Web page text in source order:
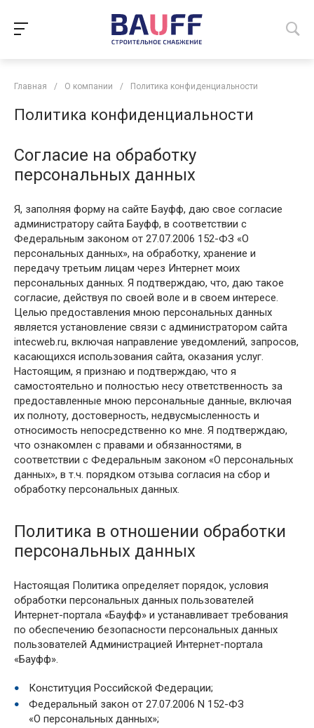
Главная / О компании / Политика конфиденциальности
Политика конфиденциальности
Согласие на обработку
персональных данных
Я, заполняя форму на сайте Бауфф, даю свое согласие
администратору сайта Бауфф, в соответствии с
Федеральным законом от 27.07.2006 152-ФЗ «О
персональных данных», на обработку, хранение и
передачу третьим лицам через Интернет моих
персональных данных. Я подтверждаю, что, даю такое
согласие, действуя по своей воле и в своем интересе.
Целью предоставления мною персональных данных
является установление связи с администратором сайта
intecweb.ru, включая направление уведомлений, запросов,
касающихся использования сайта, оказания услуг.
Настоящим, я признаю и подтверждаю, что я
самостоятельно и полностью несу ответственность за
предоставленные мною персональные данные, включая
их полноту, достоверность, недвусмысленность и
относимость непосредственно ко мне. Я подтверждаю,
что ознакомлен с правами и обязанностями, в
соответствии с Федеральным законом «О персональных
данных», в т.ч. порядком отзыва согласия на сбор и
обработку персональных данных.
Политика в отношении обработки
персональных данных
Настоящая Политика определяет порядок, условия
обработки персональных данных пользователей
Интернет-портала «Бауфф» и устанавливает требования
по обеспечению безопасности персональных данных
пользователей Администрацией Интернет-портала
«Бауфф».
Конституция Российской Федерации;
Федеральный закон от 27.07.2006 N 152-ФЗ
«О персональных данных»;